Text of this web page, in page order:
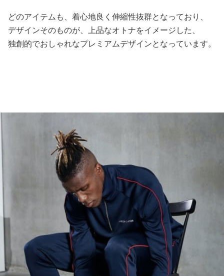
どのアイテムも、着心地良く伸縮性抜群となっており、
デザインそのものが、上品なオトナをイメージした、
独創的でおしゃれなプレミアムデザインとなっています。